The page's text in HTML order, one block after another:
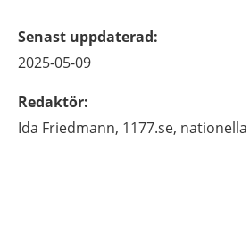
Senast uppdaterad:
2025-05-09
Redaktör:
Ida Friedmann, 1177.se,